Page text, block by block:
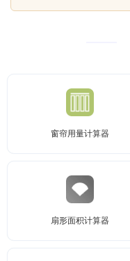
窗帘用量计算器
扇形面积计算器